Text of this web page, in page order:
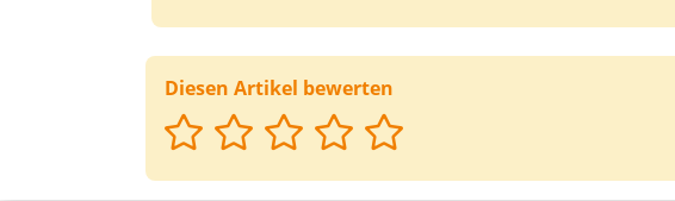
Diesen Artikel bewerten